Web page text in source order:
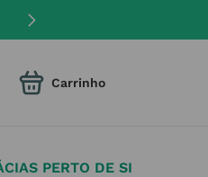
PERTO DE SI